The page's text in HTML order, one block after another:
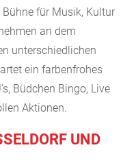
für Musik, Kultur
an dem
unterschiedlichen
ein farbenfrohes
Büdchen Bingo, Live
Aktionen.
UND